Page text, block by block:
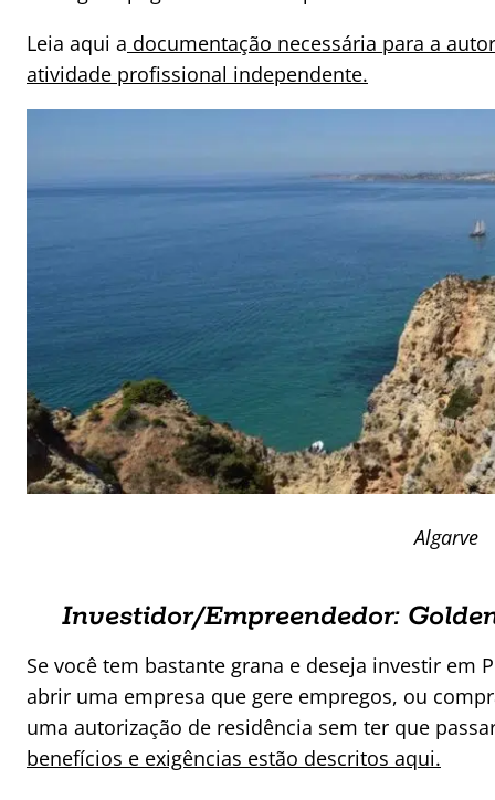
Leia aqui a documentação necessária para a
atividade profissional independente.
Algarve
Investidor/Empreendedor:
Se você tem bastante grana e deseja investir em
abrir uma empresa que gere empregos, ou
uma autorização de residência sem ter que
benefícios e exigências estão descritos aqui.